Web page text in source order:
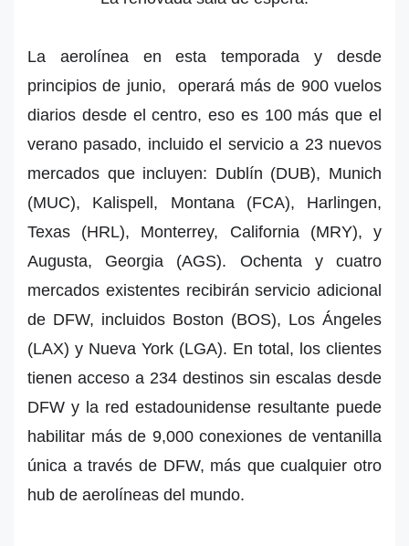
La aerolínea en esta temporada y desde
principios de junio, operará más de 900 vuelos
diarios desde el centro, eso es 100 más que el
verano pasado, incluido el servicio a 23 nuevos
mercados que incluyen: Dublín (DUB), Munich
(MUC), Kalispell, Montana (FCA), Harlingen,
Texas (HRL), Monterrey, California (MRY), y
Augusta, Georgia (AGS). Ochenta y cuatro
mercados existentes recibirán servicio adicional
de DFW, incluidos Boston (BOS), Los Ángeles
(LAX) y Nueva York (LGA). En total, los clientes
tienen acceso a 234 destinos sin escalas desde
DFW y la red estadounidense resultante puede
habilitar más de 9,000 conexiones de ventanilla
única a través de DFW, más que cualquier otro
hub de aerolíneas del mundo.